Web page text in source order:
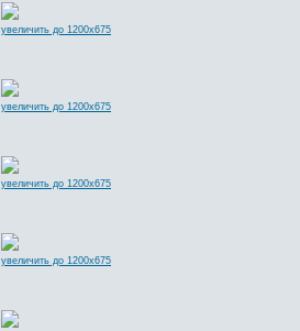
увеличить до 1200x675
увеличить до 1200x675
увеличить до 1200x675
увеличить до 1200x675